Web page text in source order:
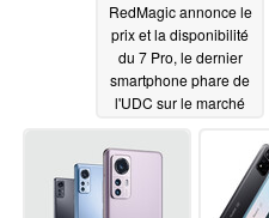
RedMagic annonce le
prix et la disponibilité
du 7 Pro, le dernier
smartphone phare de
l'UDC sur le marché
mondial04/13/2022